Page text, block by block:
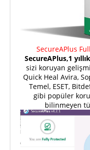
SecureAPlus
SecureAPlus,1
sizi koruyan
Quick Heal Avira,
Temel, ESET,
gibi popüler
bilinmeyen